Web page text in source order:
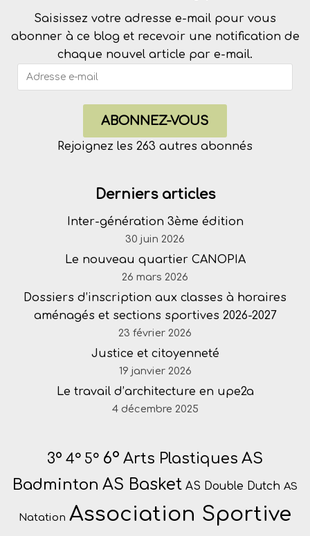
Saisissez votre adresse e-mail pour vous
abonner à ce blog et recevoir une notification de
chaque nouvel article par e-mail.
ABONNEZ-VOUS
Rejoignez les 263 autres abonnés
Derniers articles
Inter-génération 3ème édition
30 juin 2026
Le nouveau quartier CANOPIA
26 mars 2026
Dossiers d’inscription aux classes à horaires
aménagés et sections sportives 2026-2027
23 février 2026
Justice et citoyenneté
19 janvier 2026
Le travail d’architecture en upe2a
4 décembre 2025
3° 4° 5° 6° Arts Plastiques AS
Badminton AS Basket AS Double Dutch AS
Natation Association Sportive